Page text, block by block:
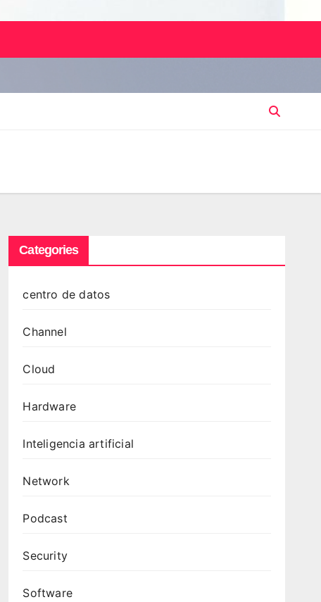
Categories
centro de datos
Channel
Cloud
Hardware
Inteligencia artificial
Network
Podcast
Security
Software